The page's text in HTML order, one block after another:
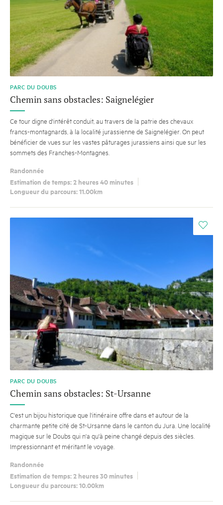
PARC DU DOUBS
Chemin sans obstacles: Saignelégier
Ce tour digne d'intérêt conduit, au travers de la patrie des chevaux
francs-montagnards, à la localité jurassienne de Saignelégier. On peut
bénéficier de vues sur les vastes pâturages jurassiens ainsi que sur les
sommets des Franches-Montagnes.
Randonnée
Estimation de temps: 2 heures 40 minutes
Longueur du parcours: 11.00km
i
PARC DU DOUBS
Chemin sans obstacles: St-Ursanne
C'est un bijou historique que l'itinéraire offre dans et autour de la
charmante petite cité de St-Ursanne dans le canton du Jura. Une localité
magique sur le Doubs qui n'a qu'à peine changé depuis des siècles.
Impressionnant et méritant le voyage.
Randonnée
Estimation de temps: 2 heures 30 minutes
Longueur du parcours: 10.00km